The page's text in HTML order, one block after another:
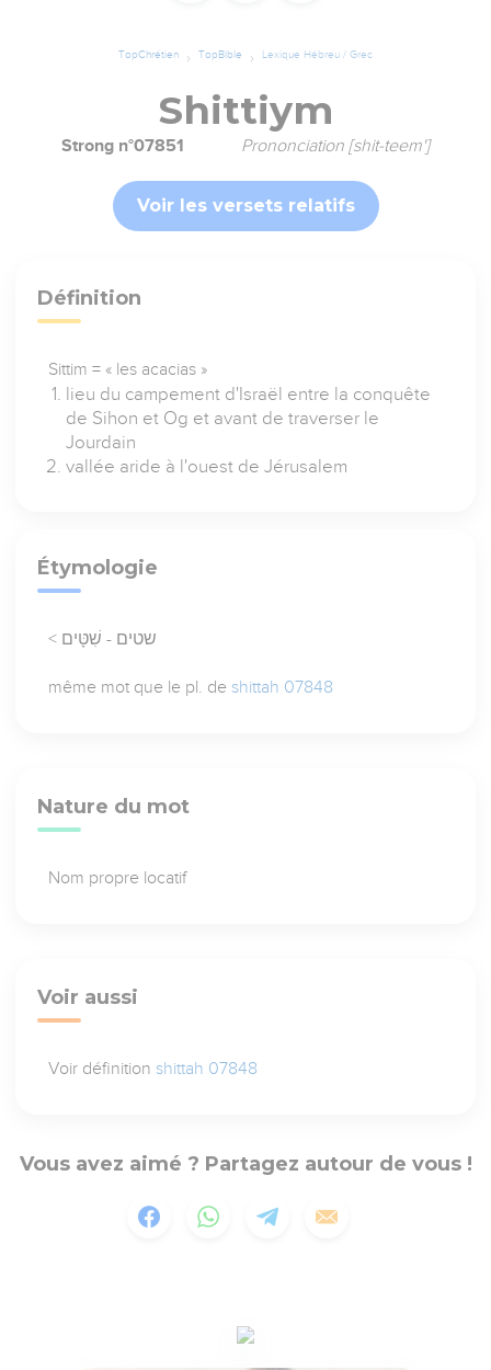
TopChrétien TopBible Lexique Hébreu / Grec
Shittiym
Strong n°07851 Prononciation [shit-teem']
Voir les versets relatifs
Définition
Sittim = « les acacias »
lieu du campement d'Israël entre la conquête
de Sihon et Og et avant de traverser le
Jourdain
vallée aride à l'ouest de Jérusalem
Étymologie
< שטים - שִׁטָּים
même mot que le pl. de shittah 07848
Nature du mot
Nom propre locatif
Voir aussi
Voir définition shittah 07848
Vous avez aimé ? Partagez autour de vous !